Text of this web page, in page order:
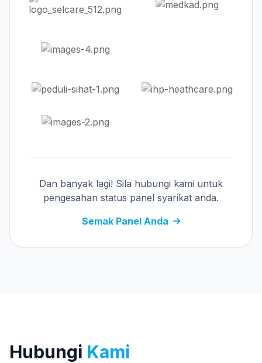
Dan banyak lagi! Sila hubungi kami untuk
pengesahan status panel syarikat anda.
Semak Panel Anda
Hubungi Kami